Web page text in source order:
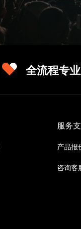
全流程专
服务
产品报
咨询客